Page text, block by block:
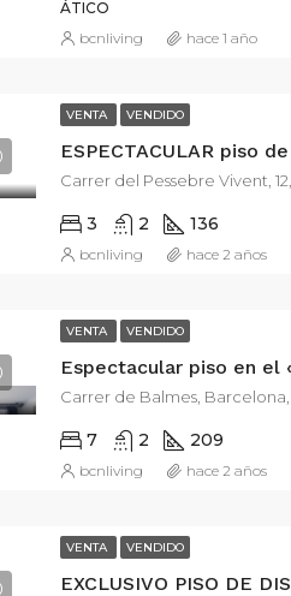
ÁTICO
bcnliving hace 1 año
VENTA VENDIDO
Carrer del Pessebre Vivent,
3 2 136
bcnliving hace 2 años
VENTA VENDIDO
Carrer de Balmes, Barcelona,
7 2 209
bcnliving hace 2 años
VENTA VENDIDO